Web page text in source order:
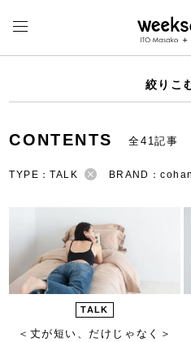
絞りこ
CONTENTS 全41記事
TYPE：TALK BRAND：cohan
TALK
＜丈が短い、だけじゃなく＞